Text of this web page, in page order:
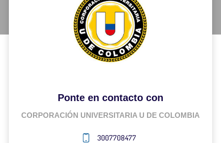
Ponte en contacto con
CORPORACIÓN UNIVERSITARIA U DE COLOMBIA
3007708477